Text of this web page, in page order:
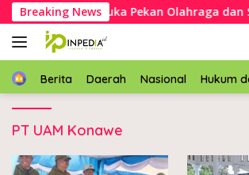
Langsung
ke
konten
Breaking News
Konawe buka Pekan Olahraga dan
HomeBerita Daerah Nasional Hukum
PT UAM Konawe